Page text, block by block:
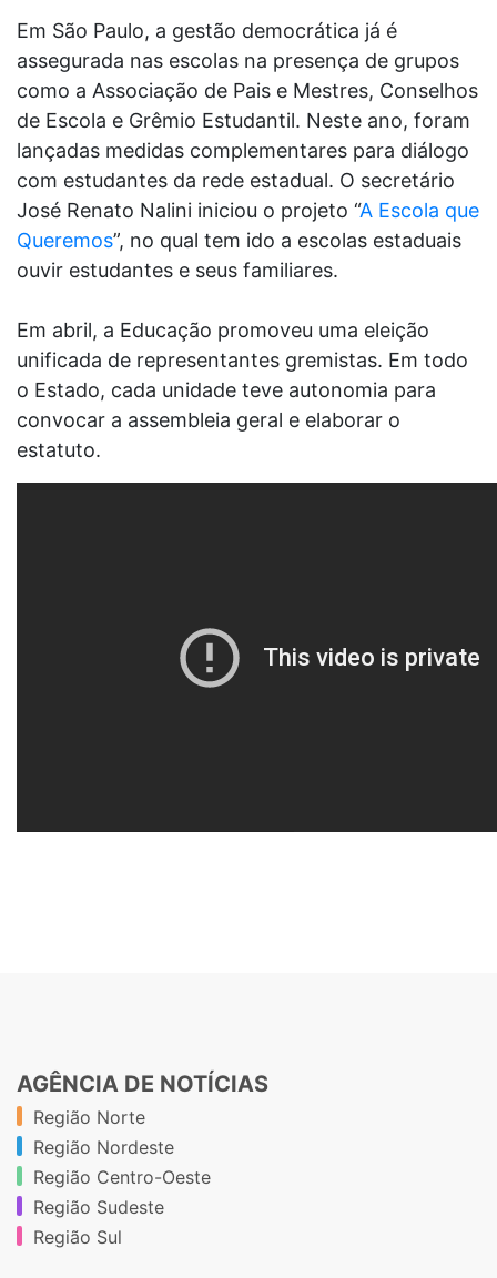
Em São Paulo, a gestão democrática já é
assegurada nas escolas na presença de grupos
como a Associação de Pais e Mestres, Conselhos
de Escola e Grêmio Estudantil. Neste ano, foram
lançadas medidas complementares para diálogo
com estudantes da rede estadual. O secretário
José Renato Nalini iniciou o projeto “A Escola que
Queremos”, no qual tem ido a escolas estaduais
ouvir estudantes e seus familiares.
Em abril, a Educação promoveu uma eleição
unificada de representantes gremistas. Em todo
o Estado, cada unidade teve autonomia para
convocar a assembleia geral e elaborar o
estatuto.
AGÊNCIA DE NOTÍCIAS
Região Norte
Região Nordeste
Região Centro-Oeste
Região Sudeste
Região Sul